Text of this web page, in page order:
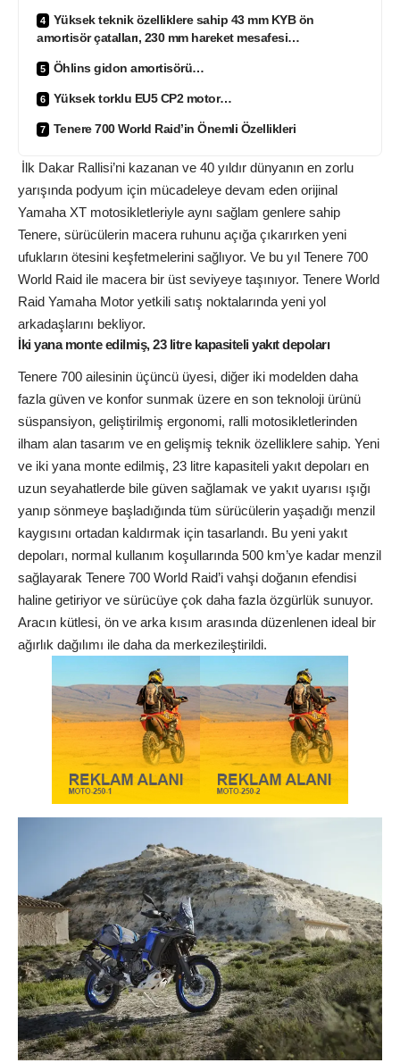
Yüksek teknik özelliklere sahip 43 mm KYB ön
amortisör çatalları, 230 mm hareket mesafesi…
Öhlins gidon amortisörü…
Yüksek torklu EU5 CP2 motor…
Tenere 700 World Raid’in Önemli Özellikleri
İlk Dakar Rallisi’ni kazanan ve 40 yıldır dünyanın en zorlu
yarışında podyum için mücadeleye devam eden orijinal
Yamaha XT motosikletleriyle aynı sağlam genlere sahip
Tenere, sürücülerin macera ruhunu açığa çıkarırken yeni
ufukların ötesini keşfetmelerini sağlıyor. Ve bu yıl Tenere 700
World Raid ile macera bir üst seviyeye taşınıyor. Tenere World
Raid Yamaha Motor yetkili satış noktalarında yeni yol
arkadaşlarını bekliyor.
İki yana monte edilmiş, 23 litre kapasiteli yakıt depoları
Tenere 700 ailesinin üçüncü üyesi, diğer iki modelden daha
fazla güven ve konfor sunmak üzere en son teknoloji ürünü
süspansiyon, geliştirilmiş ergonomi, ralli motosikletlerinden
ilham alan tasarım ve en gelişmiş teknik özelliklere sahip. Yeni
ve iki yana monte edilmiş, 23 litre kapasiteli yakıt depoları en
uzun seyahatlerde bile güven sağlamak ve yakıt uyarısı ışığı
yanıp sönmeye başladığında tüm sürücülerin yaşadığı menzil
kaygısını ortadan kaldırmak için tasarlandı. Bu yeni yakıt
depoları, normal kullanım koşullarında 500 km’ye kadar menzil
sağlayarak Tenere 700 World Raid’i vahşi doğanın efendisi
haline getiriyor ve sürücüye çok daha fazla özgürlük sunuyor.
Aracın kütlesi, ön ve arka kısım arasında düzenlenen ideal bir
ağırlık dağılımı ile daha da merkezileştirildi.